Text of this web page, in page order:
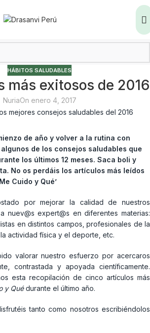
HÁBITOS SALUDABLES
más exitosos de 2016
NuriaOn enero 4, 2017
de año y volver a la rutina con
de los consejos saludables que
los últimos 12 meses. Saca boli y
No os perdáis los artículos más leídos
Cuido y Qué’
por mejorar la calidad de nuestros
nuev@s expert@s en diferentes materias:
en distintos campos, profesionales de la
actividad física y el deporte, etc.
valorar nuestro esfuerzo por acercaros
contrastada y apoyada científicamente.
esta recopilación de cinco artículos más
y Quédurante el último año.
tanto como nosotros escribiéndolos